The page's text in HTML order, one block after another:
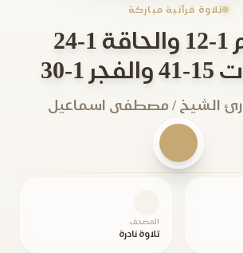
تلاوة قرآنية مباركة
التحريم 1-12 والحاقة 1-24
1-30
الشيخ / مصطفى اسماعيل
المصحف
تلاوة نادرة